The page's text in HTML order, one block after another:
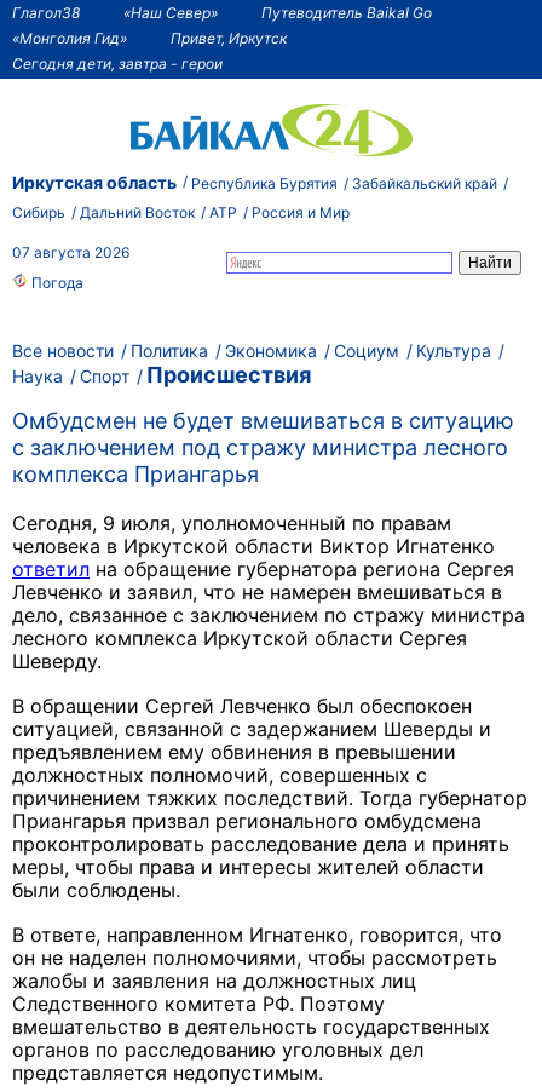
Глагол38 «Наш Север»
Путеводитель Baikal Go
«Монголия Гид»
Привет, Иркутск
Сегодня дети, завтра - герои
Иркутская область Республика Бурятия
Забайкальский край
Сибирь
Дальний Восток АТР Россия и Мир
07 августа 2026
Погода
Все новости Политика Экономика Социум
Культура
Наука
Спорт
Происшествия
Омбудсмен не будет вмешиваться в ситуацию
с заключением под стражу министра лесного
комплекса Приангарья
Сегодня, 9 июля, уполномоченный по правам
человека в Иркутской области Виктор Игнатенко
ответил на обращение губернатора региона Сергея
Левченко и заявил, что не намерен вмешиваться в
дело, связанное с заключением по стражу министра
лесного комплекса Иркутской области Сергея
Шеверду.
В обращении Сергей Левченко был обеспокоен
ситуацией, связанной с задержанием Шеверды и
предъявлением ему обвинения в превышении
должностных полномочий, совершенных с
причинением тяжких последствий. Тогда губернатор
Приангарья призвал регионального омбудсмена
проконтролировать расследование дела и принять
меры, чтобы права и интересы жителей области
были соблюдены.
В ответе, направленном Игнатенко, говорится, что
он не наделен полномочиями, чтобы рассмотреть
жалобы и заявления на должностных лиц
Следственного комитета РФ. Поэтому
вмешательство в деятельность государственных
органов по расследованию уголовных дел
представляется недопустимым.